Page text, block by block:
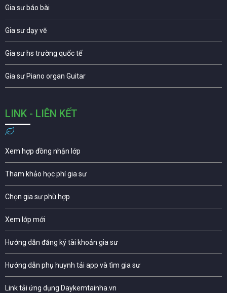
Gia sư báo bài
Gia sư dạy vẽ
Gia sư hs trường quốc tế
Gia sư Piano organ Guitar
LINK - LIÊN KẾT
Xem hợp đồng nhận lớp
Tham khảo học phí gia sư
Chọn gia sư phù hợp
Xem lớp mới
Hướng dẫn đăng ký tài khoản gia sư
Hướng dẫn phụ huynh tải app và tìm gia sư
Link tải ứng dụng Daykemtainha.vn